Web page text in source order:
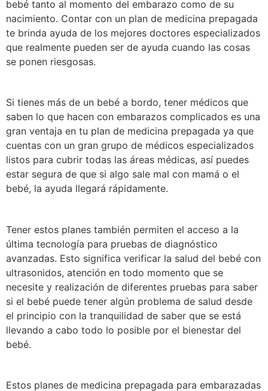
bebé tanto al momento del embarazo como de su
nacimiento. Contar con un plan de medicina prepagada
te brinda ayuda de los mejores doctores especializados
que realmente pueden ser de ayuda cuando las cosas
se ponen riesgosas.
Si tienes más de un bebé a bordo, tener médicos que
saben lo que hacen con embarazos complicados es una
gran ventaja en tu plan de medicina prepagada ya que
cuentas con un gran grupo de médicos especializados
listos para cubrir todas las áreas médicas, así puedes
estar segura de que si algo sale mal con mamá o el
bebé, la ayuda llegará rápidamente.
Tener estos planes también permiten el acceso a la
última tecnología para pruebas de diagnóstico
avanzadas. Esto significa verificar la salud del bebé con
ultrasonidos, atención en todo momento que se
necesite y realización de diferentes pruebas para saber
si el bebé puede tener algún problema de salud desde
el principio con la tranquilidad de saber que se está
llevando a cabo todo lo posible por el bienestar del
bebé.
Estos planes de medicina prepagada para embarazadas